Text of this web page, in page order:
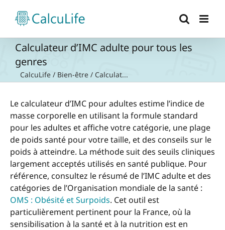
contenu
Calculateur d’IMC adulte pour tous les
genres
CalcuLife / Bien-être / Calculat...
Le calculateur d’IMC pour adultes estime l’indice de
masse corporelle en utilisant la formule standard
pour les adultes et affiche votre catégorie, une plage
de poids santé pour votre taille, et des conseils sur le
poids à atteindre. La méthode suit des seuils cliniques
largement acceptés utilisés en santé publique. Pour
référence, consultez le résumé de l’IMC adulte et des
catégories de l’Organisation mondiale de la santé :
OMS : Obésité et Surpoids. Cet outil est
particulièrement pertinent pour la France, où la
sensibilisation à la santé et à la nutrition est en